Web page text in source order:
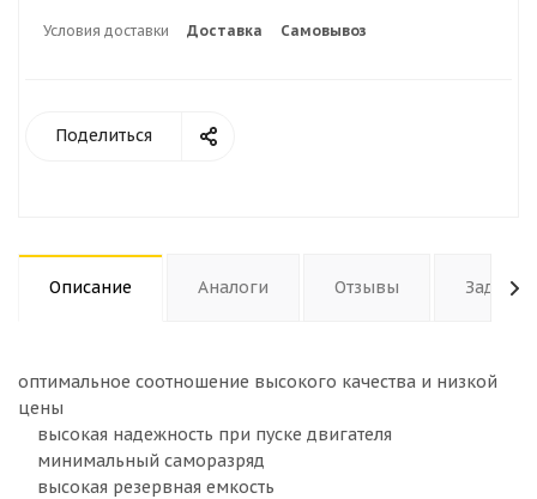
Условия доставки Доставка Самовывоз
Поделиться
Описание Аналоги Отзывы Задать
оптимальное соотношение высокого качества и низкой
цены
высокая надежность при пуске двигателя
минимальный саморазряд
высокая резервная емкость